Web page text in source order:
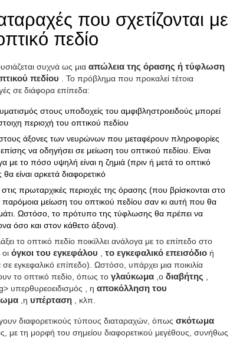
που σχετίζονται με
πεδίο
συχνά ως μια απώλεια της όρασης ή τύφλωση
πεδίου
. Το πρόβλημα που προκαλεί τέτοια
σε διάφορα επίπεδα:
στους υποδοχείς του αμφιβληστροειδούς μπορεί
περιοχή του οπτικού πεδίου
στους άξονες των νευρώνων που μεταφέρουν πληροφορίες
να οδηγήσει σε μείωση του οπτικού πεδίου. Είναι
με το πόσο υψηλή είναι η ζημιά (πριν ή μετά το οπτικό
είναι αρκετά διαφορετικό
πρωταρχικές περιοχές της όρασης (που βρίσκονται στο
παρόμοια μείωση του οπτικού πεδίου σαν κι αυτή που θα
Ωστόσο, το πρότυπο της τύφλωσης θα πρέπει να
όσο και στον κάθετο άξονα).
το οπτικό πεδίο ποικίλλει ανάλογα με το επίπεδο στο
όγκοι του εγκεφάλου το εγκεφαλικό επεισόδιο ή
σε εγκεφαλικό επίπεδο). Ωστόσο, υπάρχει μια ποικιλία
το οπτικό πεδίο, όπως το γλαύκωμα ,ο διαβήτης
υπερθυρεοειδισμός , η αποκόλληση του
,η υπέρταση , κλπ.
διαφορετικούς τύπους διαταραχών, όπως σκότωμα
με τη μορφή του σημείου διαφορετικού μεγέθους, συνήθως